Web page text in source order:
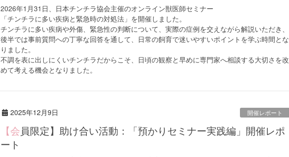
2026年1月31日、日本チンチラ協会主催のオンライン獣医師セミナー
「チンチラに多い疾病と緊急時の対処法」を開催しました。
チンチラに多い疾病や外傷、緊急性の判断について、実際の症例を交えながら解説いただき、
後半では事前質問への丁寧な回答を通して、日常の飼育で迷いやすいポイントを学ぶ時間とな
りました。
不調を表に出しにくいチンチラだからこそ、日頃の観察と早めに専門家へ相談する大切さを改
めて考える機会となりました。
2025年12月9日 開催レポート
【会員限定】助け合い活動：「預かりセミナー実践編」開催レポ
ート